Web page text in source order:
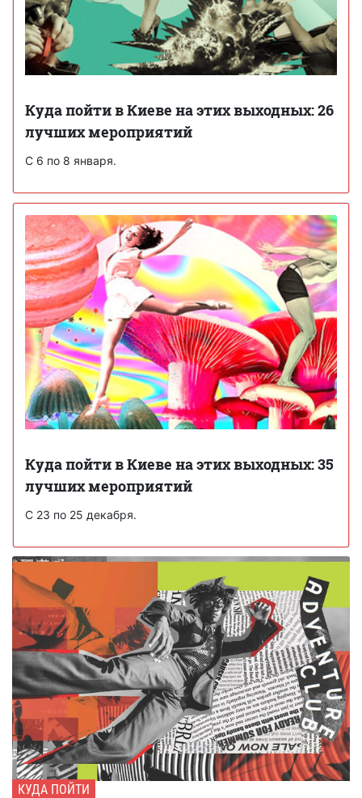
Куда пойти в Киеве на этих выходных: 26
лучших мероприятий
С 6 по 8 января.
Куда пойти в Киеве на этих выходных: 35
лучших мероприятий
С 23 по 25 декабря.
КУДА ПОЙТИ